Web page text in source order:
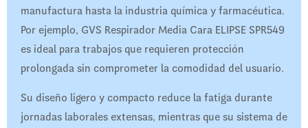
manufactura hasta la industria química y farmacéutica.
Por ejemplo, GVS Respirador Media Cara ELIPSE SPR549
es ideal para trabajos que requieren protección
prolongada sin comprometer la comodidad del usuario.
Su diseño ligero y compacto reduce la fatiga durante
jornadas laborales extensas, mientras que su sistema de